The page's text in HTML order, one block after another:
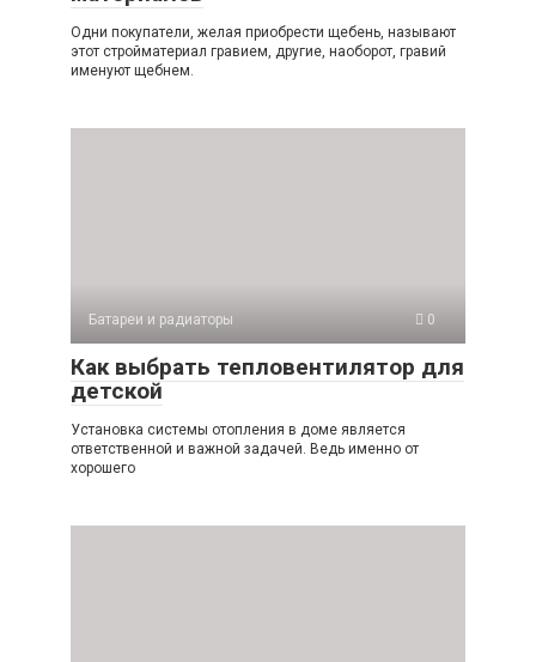
Одни покупатели, желая приобрести щебень, называют
этот стройматериал гравием, другие, наоборот, гравий
именуют щебнем.
Батареи и радиаторы 0
Как выбрать тепловентилятор для
детской
Установка системы отопления в доме является
ответственной и важной задачей. Ведь именно от
хорошего